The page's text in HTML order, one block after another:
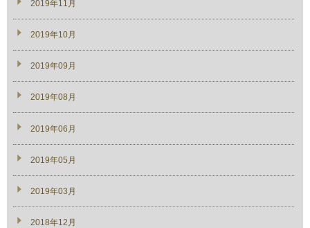
2019年11月
2019年10月
2019年09月
2019年08月
2019年06月
2019年05月
2019年03月
2018年12月